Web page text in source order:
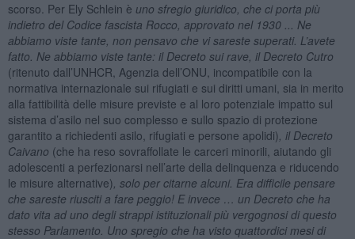
scorso. Per Ely Schlein è uno sfregio giuridico, che ci porta più
indietro del Codice fascista Rocco, approvato nel 1930 ... Ne
abbiamo viste tante, non pensavo che vi sareste superati. L’avete
fatto. Ne abbiamo viste tante: il Decreto sui rave, il Decreto Cutro
(ritenuto dall’UNHCR, Agenzia dell’ONU, incompatibile con la
normativa internazionale sui rifugiati e sui diritti umani, sia in merito
alla fattibilità delle misure previste e al loro potenziale impatto sul
sistema d’asilo nel suo complesso e sullo spazio di protezione
garantito a richiedenti asilo, rifugiati e persone apolidi) , il Decreto
Caivano (che ha reso sovraffollate le carceri minorili, aiutando gli
adolescenti a perfezionarsi nell’arte della delinquenza e riducendo
le misure alternative) , solo per citarne alcuni. Era difficile pensare
che sareste riusciti a fare peggio! E invece … un Decreto che ha
dato vita ad uno degli strappi istituzionali più vergognosi di questo
stesso Parlamento. Uno spregio che ha visto quattordici mesi di